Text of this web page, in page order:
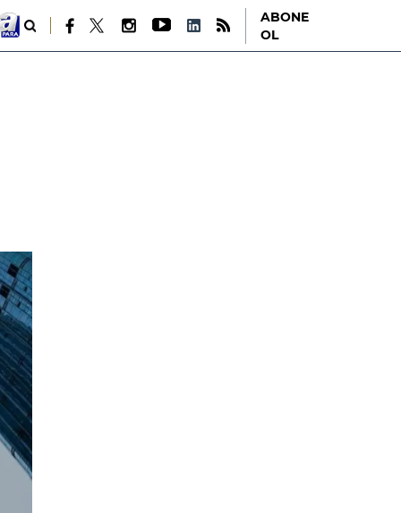
ABONE
OL